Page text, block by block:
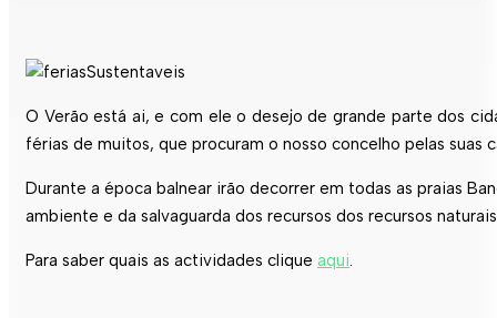
O Verão está ai, e com ele o desejo de grande parte dos
férias de muitos, que procuram o nosso concelho pelas suas
Durante a época balnear irão decorrer em todas as praias
ambiente e da salvaguarda dos recursos dos recursos
Para saber quais as actividades clique aqui